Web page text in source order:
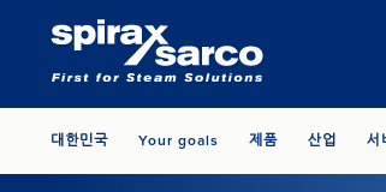
대한민국 Your goals 제품 산업 서